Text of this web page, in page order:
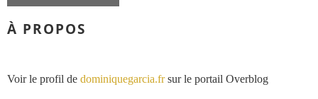
À PROPOS
Voir le profil de dominiquegarcia.frsur le portail Overblog